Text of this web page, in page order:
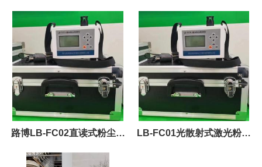
监测系统 带CEP认证 可联网
环保
尘检测仪 光散射原理
路博LB-FC02直读式粉尘检
测仪 直接显示PM2.5 PM10
LB-FC01光散射式激光粉尘